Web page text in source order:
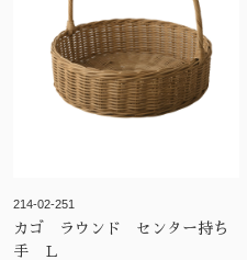
214-02-251
カゴ ラウンド センター持ち
手 Ｌ